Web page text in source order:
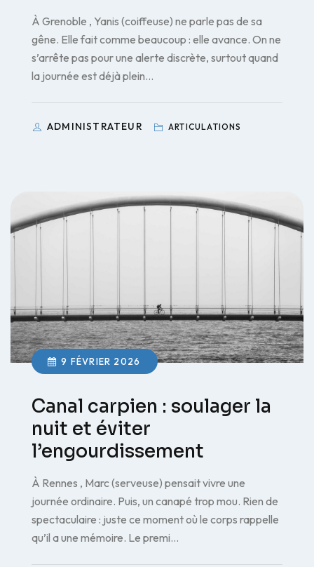
À Grenoble , Yanis (coiffeuse) ne parle pas de sa
gêne. Elle fait comme beaucoup : elle avance. On ne
s’arrête pas pour une alerte discrète, surtout quand
la journée est déjà plein…
ADMINISTRATEUR ARTICULATIONS
9 FÉVRIER 2026
Canal carpien : soulager la
nuit et éviter
l’engourdissement
À Rennes , Marc (serveuse) pensait vivre une
journée ordinaire. Puis, un canapé trop mou. Rien de
spectaculaire : juste ce moment où le corps rappelle
qu’il a une mémoire. Le premi…